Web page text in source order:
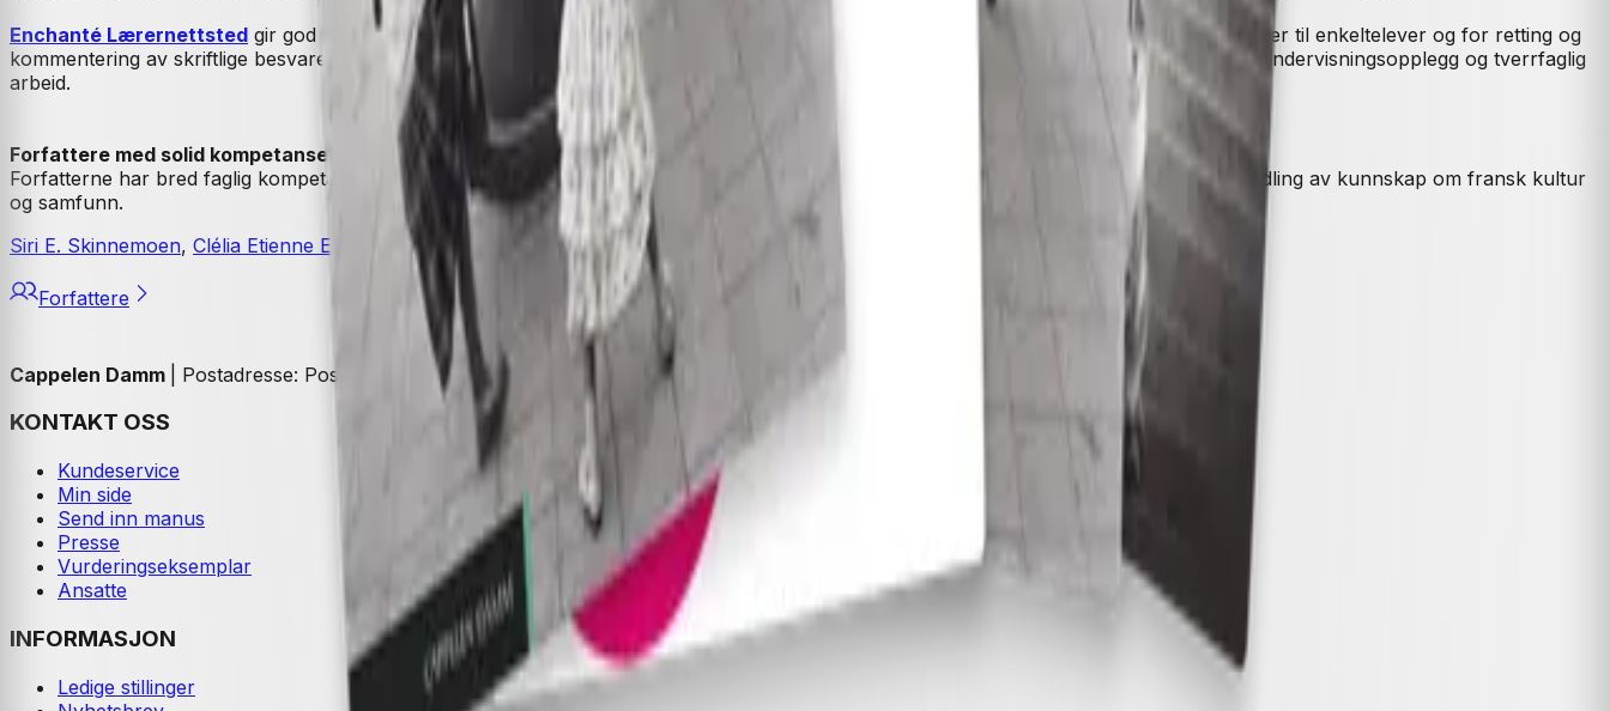
Enchanté Lærernettsted gir god oversikt over gruppens og enkeltelevens arbeid og resultater, og mulighet for å tildele passende oppgaver til enkeltelever og for retting og
kommentering av skriftlige besvarelser. Lærernettstedet vil inneholde nyttige ressurser for læreren, som som forslag til årsplaner, fasiter, undervisningsopplegg og tverrfaglig
arbeid.
Forfattere med solid kompetanse
Forfatterne har bred faglig kompetanse og lang erfaring som lektorer i fransk i videregående skole. De brenner for fransk språk og formidling av kunnskap om fransk kultur
og samfunn.
Siri E. Skinnemoen, Clélia Etienne Elster Maria Bratlie Gauvin,Hilda Hønsi Claire Kjetland
Forfattere
Cappelen Damm | Postadresse: Postboks 1900 Sentrum, 0055 Oslo | Besøksadresse: Stortingsgata 28, 0161 Oslo
KONTAKT OSS
Kundeservice
Min side
Send inn manus
Presse
Vurderingseksemplar
Ansatte
INFORMASJON
Ledige stillinger